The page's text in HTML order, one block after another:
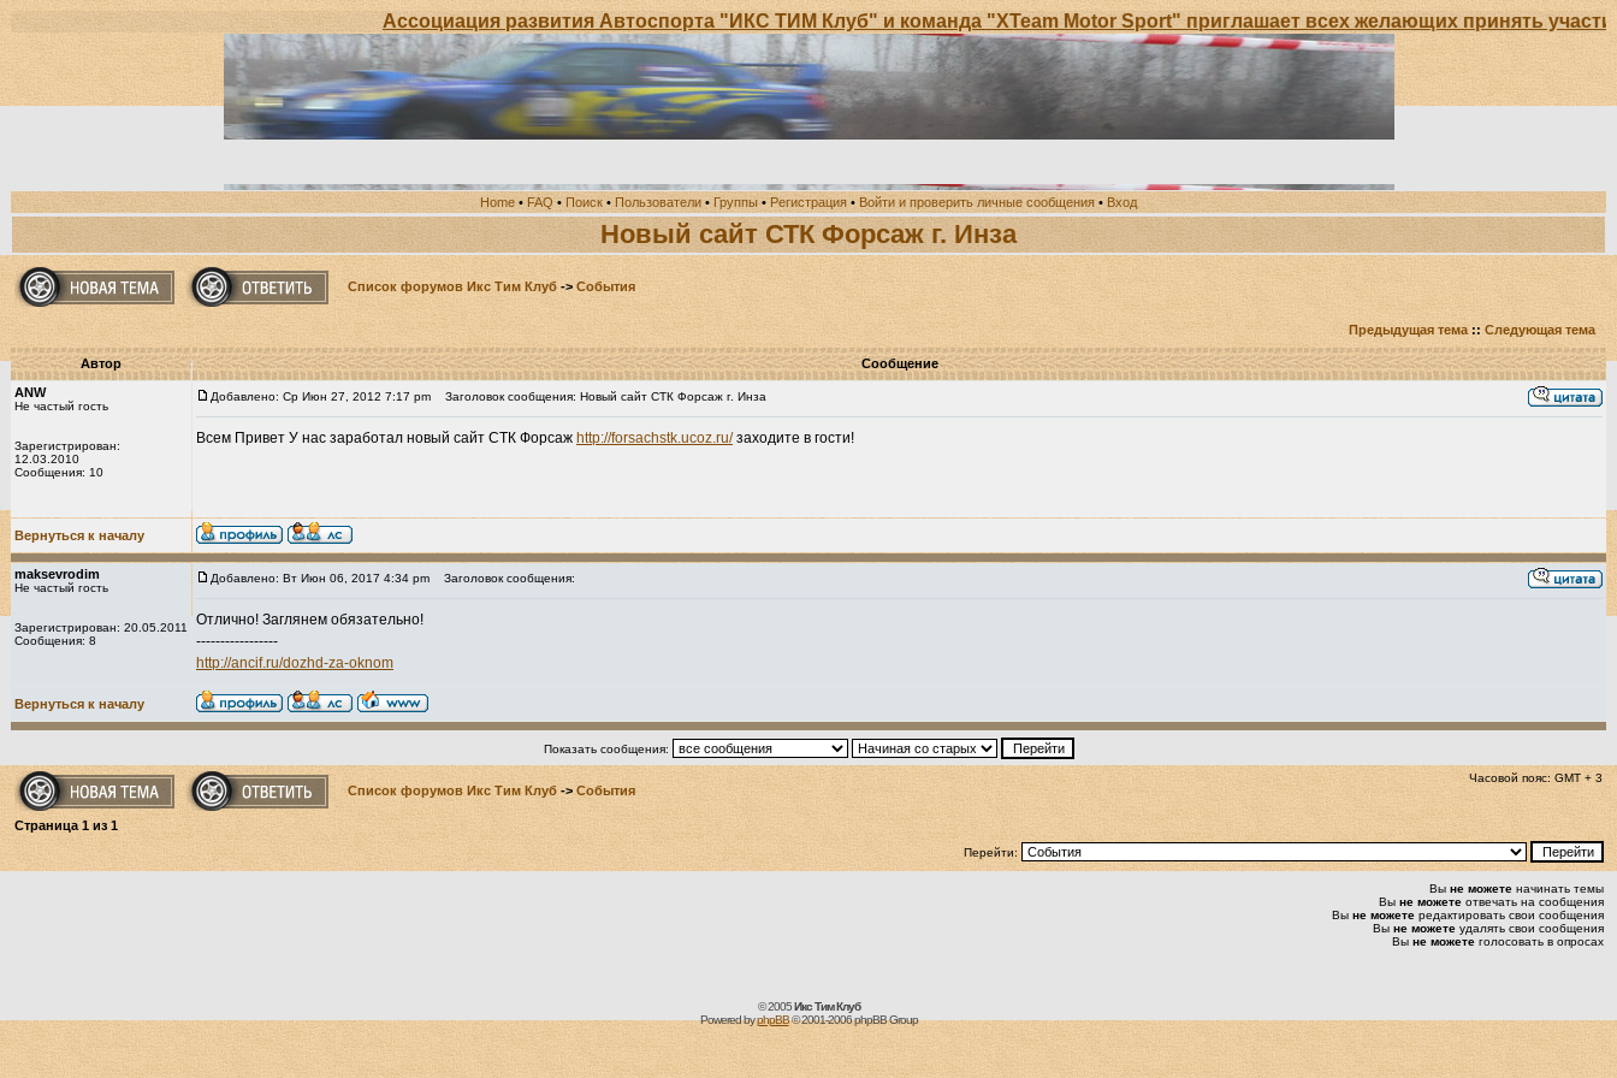
Ассоциация развития Автоспорта "ИКС ТИМ Клуб" и команда "XTeam Motor Sport" приглашает всех желающих принять
Home • FAQ • Поиск • Пользователи • Группы • Регистрация • Войти и проверить личные сообщения • Вход
Новый сайт СТК Форсаж г. Инза
Список форумов Икс Тим Клуб -> События
Предыдущая тема :: Следующая тема
Автор
Сообщение
ANW
Не частый гость
Зарегистрирован:
12.03.2010
Сообщения: 10
Добавлено: Ср Июн 27, 2012 7:17 pm Заголовок сообщения: Новый сайт СТК Форсаж г. Инза
Всем Привет У нас заработал новый сайт СТК Форсаж http://forsachstk.ucoz.ru/заходите в гости!
Вернуться к началу
maksevrodim
Не частый гость
Зарегистрирован: 20.05.2011
Сообщения: 8
Добавлено: Вт Июн 06, 2017 4:34 pm Заголовок сообщения:
Отлично! Заглянем обязательно!
-----------------
http://ancif.ru/dozhd-za-oknom
Вернуться к началу
Показать сообщения:
Список форумов Икс Тим Клуб -> События
Часовой пояс: GMT + 3
Страница 1 из 1
Перейти:
Вы не можете начинать темы
Вы не можете отвечать на сообщения
Вы не можете редактировать свои сообщения
Вы не можете удалять свои сообщения
Вы не можете голосовать в опросах
© 2005Икс Тим Клуб
Powered byphpBB© 2001-2006 phpBB Group